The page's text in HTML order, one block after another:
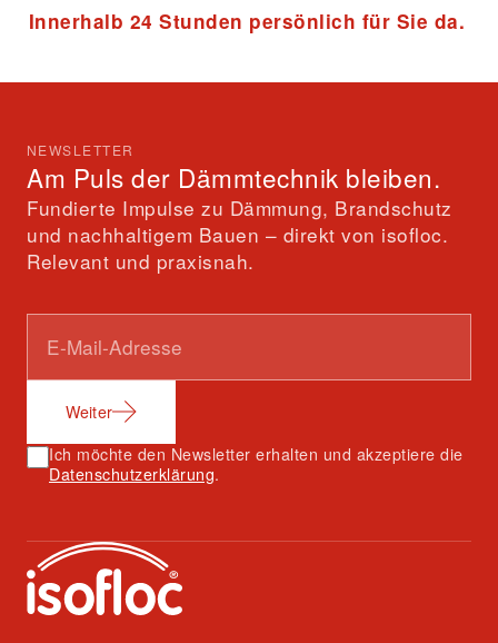
Innerhalb 24 Stunden persönlich für Sie da.
NEWSLETTER
Am Puls der Dämmtechnik bleiben.
Fundierte Impulse zu Dämmung, Brandschutz
und nachhaltigem Bauen – direkt von isofloc.
Relevant und praxisnah.
Weiter
Ich möchte den Newsletter erhalten und akzeptiere die
Datenschutzerklärung.